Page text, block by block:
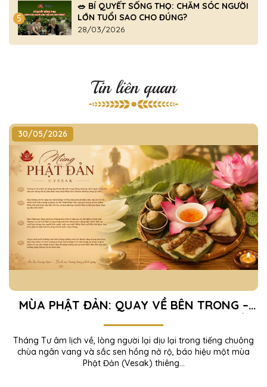
5
🥗 BÍ QUYẾT SỐNG THỌ: CHĂM SÓC NGƯỜI
LỚN TUỔI SAO CHO ĐÚNG?
28/03/2026
Tin liên quan
30/05/2026
MÙA PHẬT ĐẢN: QUAY VỀ BÊN TRONG –
TÌM AN YÊN TRONG TỪNG KHOẢNH KHẮC
Tháng Tư âm lịch về, lòng người lại dịu lại trong tiếng chuông
chùa ngân vang và sắc sen hồng nở rộ, báo hiệu một mùa
Phật Đản (Vesak) thiêng...